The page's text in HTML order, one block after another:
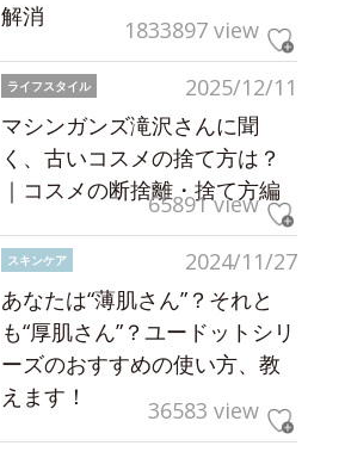
解消
1833897 view
2025/12/11
ライフスタイル
マシンガンズ滝沢さんに聞
く、古いコスメの捨て方は？
｜コスメの断捨離・捨て方編
65891 view
2024/11/27
スキンケア
あなたは“薄肌さん”？それと
も“厚肌さん”？ユードットシリ
ーズのおすすめの使い方、教
えます！
36583 view